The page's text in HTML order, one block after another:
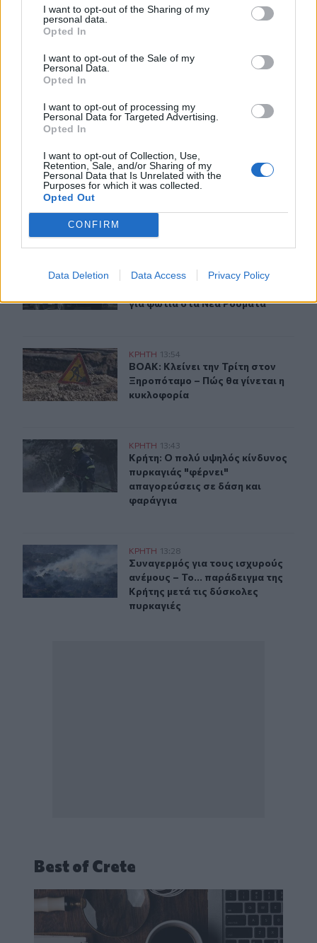
I want to opt-out of the Sharing of my
personal data.
Opted In
I want to opt-out of the Sale of my
Personal Data.
Opted In
I want to opt-out of processing my
Personal Data for Targeted Advertising.
Opted In
I want to opt-out of Collection, Use,
Retention, Sale, and/or Sharing of my
Personal Data that Is Unrelated with the
Purposes for which it was collected.
Opted Out
CONFIRM
Data Deletion Data Access Privacy Policy
ΣΧΕΤΙΚA AΡΘΡΑ
«Του χρόνου σχεδιάζουμε να επιστρέψουμε στην
«Του χρόνου σχεδιάζουμε να
«Του χρόνου σχεδιάζουμε να
Ρέθυμνο
Συναγερμός για άνδρα περιπατητή που ζήτησε τις
ΚΡΗΤΗ 15:29
Συναγερμός για άνδρα
Συναγερμός για άνδρα
περιπατητή που ζήτησε τις
φαράγγι του Τράφουλα
Άμεση κι αποτελεσματική
Άμεση κι αποτελεσματική
για φωτιά στα Νέα Ρούματα
ΒΟΑΚ: Κλείνει την Τρίτη στον Ξηροπόταμο – Πώς θα
ΚΡΗΤΗ 13:54
ΒΟΑΚ: Κλείνει την Τρίτη στον
ΒΟΑΚ: Κλείνει την Τρίτη στον
Ξηροπόταμο – Πώς θα γίνεται η
κυκλοφορία
Κρήτη: Ο πολύ υψηλός κίνδυνος πυρκαγιάς "φέρνει"
ΚΡΗΤΗ 13:43
Κρήτη: Ο πολύ υψηλός κίνδυνος
Κρήτη: Ο πολύ υψηλός κίνδυνος
πυρκαγιάς "φέρνει"
απαγορεύσεις σε δάση και
φαράγγια
Συναγερμός για τους ισχυρούς ανέμους – Το...
ΚΡΗΤΗ 13:28
Συναγερμός για τους ισχυρούς
Συναγερμός για τους ισχυρούς
ανέμους – Το... παράδειγμα της
Κρήτης μετά τις δύσκολες
πυρκαγιές
Best of Crete